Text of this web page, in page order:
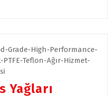
Yağları